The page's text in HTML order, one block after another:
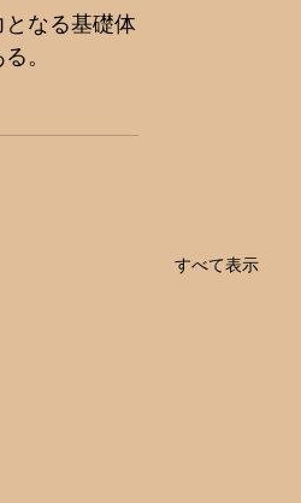
なる基礎体
。
すべて表示